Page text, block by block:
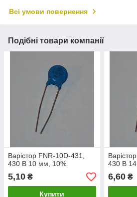
Всі умови повернення
Подібні товари компанії
Варістор FNR-10D-431,
430 В 10 мм, 10%
5,10 ₴
Купити
430 В
6,60₴